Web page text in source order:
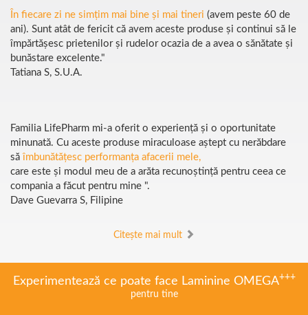
În fiecare zi ne simțim mai bine și mai tineri (avem peste 60 de
ani). Sunt atât de fericit că avem aceste produse și continui să le
împărtășesc prietenilor și rudelor ocazia de a avea o sănătate și
bunăstare excelente."
Tatiana S, S.U.A.
Familia LifePharm mi-a oferit o experiență și o oportunitate
minunată. Cu aceste produse miraculoase aștept cu nerăbdare
săîmbunătățesc performanța afacerii mele,
care este și modul meu de a arăta recunoștință pentru ceea ce
compania a făcut pentru mine ".
Dave Guevarra S, Filipine
Citește mai mult
Experimentează ce poate face Laminine OMEGA+++
pentru tine